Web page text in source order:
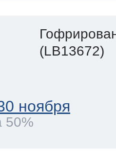
(LB13672)
ноября
50%